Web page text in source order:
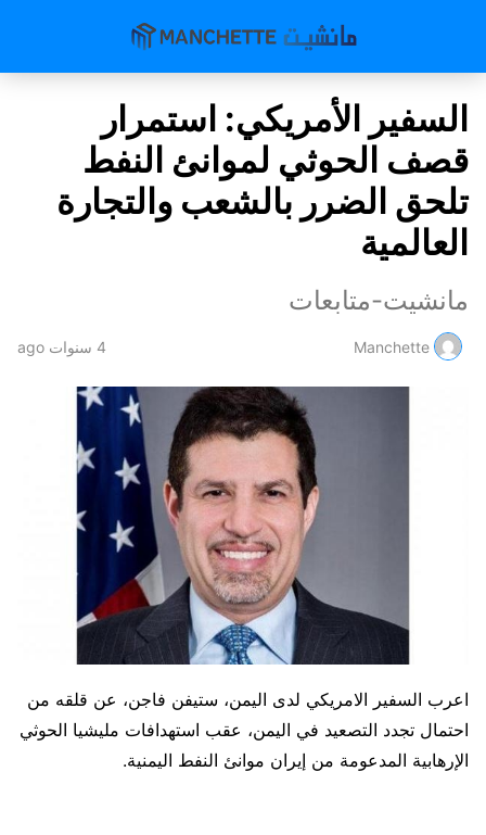
السفير الأمريكي: استمرار
قصف الحوثي لموانئ النفط
تلحق الضرر بالشعب والتجارة
العالمية
مانشيت-متابعات
Manchette 4 سنوات ago
اعرب السفير الامريكي لدى اليمن، ستيفن فاجن، عن قلقه من
احتمال تجدد التصعيد في اليمن، عقب استهدافات مليشيا الحوثي
الإرهابية المدعومة من إيران موانئ النفط اليمنية.